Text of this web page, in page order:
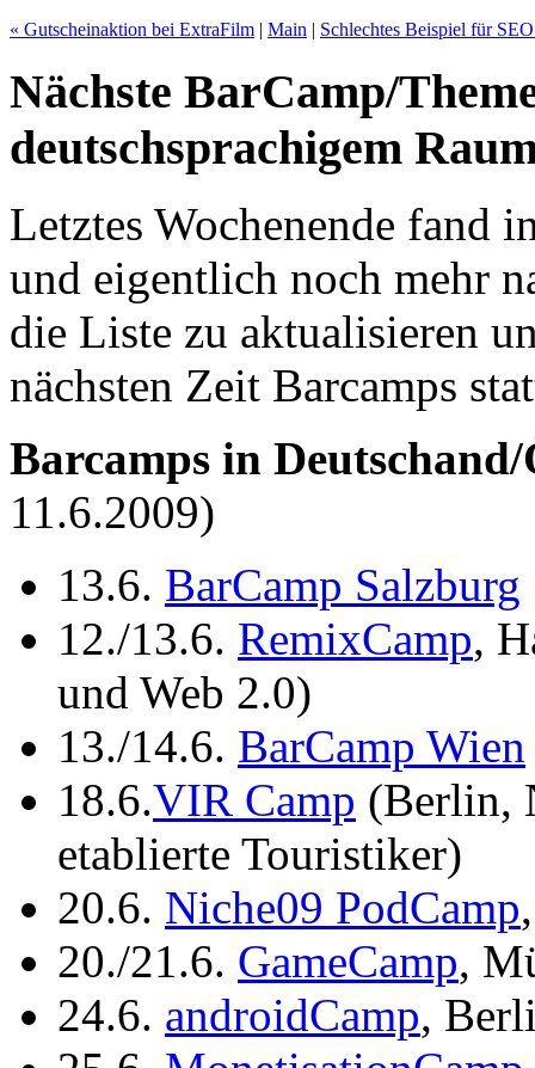
« Gutscheinaktion bei ExtraFilm | Main | Schlechtes Beispiel für
Nächste BarCamp/
deutschsprachigem
Letztes Wochenende fand
und eigentlich noch mehr
die Liste zu aktualisieren
nächsten Zeit Barcamps
Barcamps in
11.6.2009)
13.6. BarCamp Salzburg
12./13.6. RemixCamp,
und Web 2.0)
13./14.6. BarCamp Wien
18.6.VIR Camp (Berlin,
etablierte Touristiker)
20.6. Niche09 PodCamp
20./21.6. GameCamp,
24.6. androidCamp,